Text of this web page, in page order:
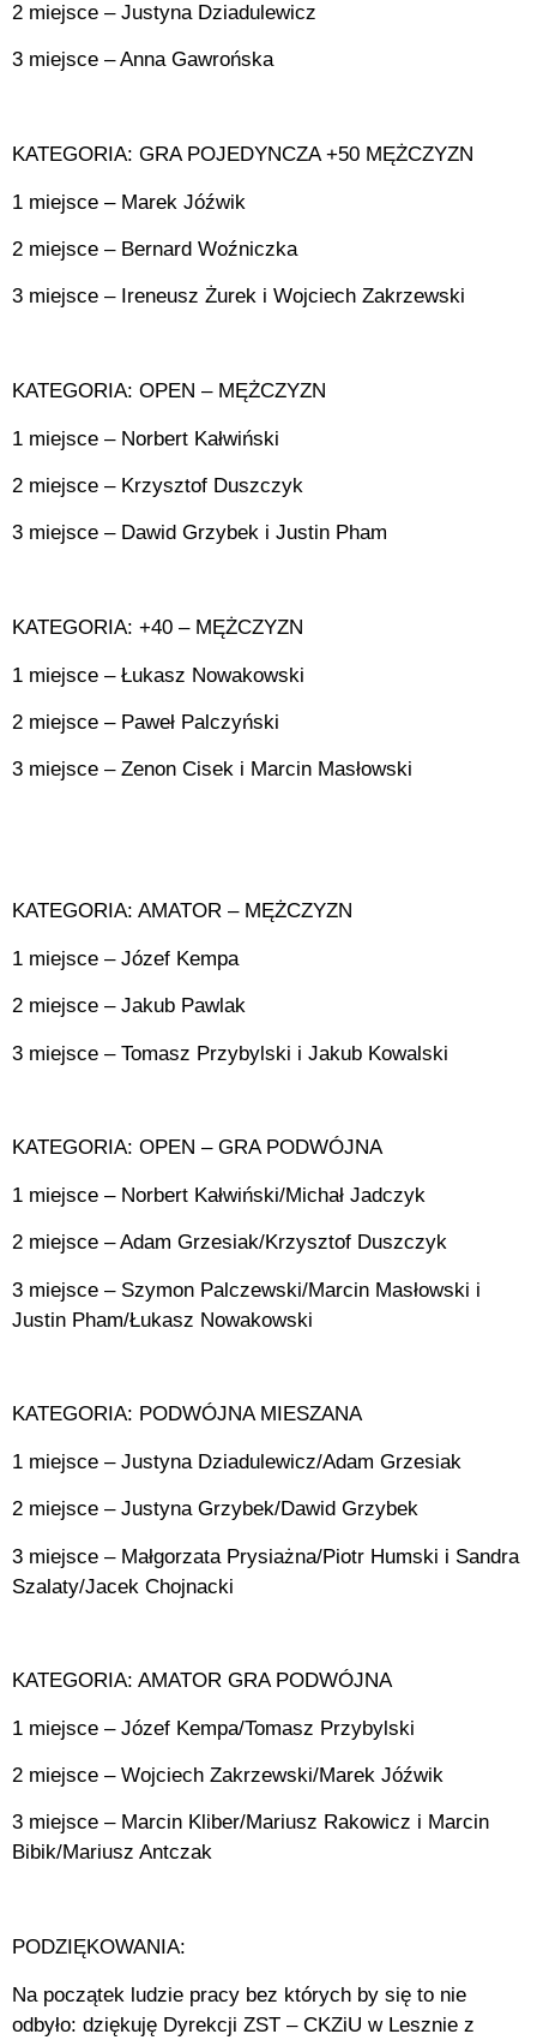
2 miejsce – Justyna Dziadulewicz
3 miejsce – Anna Gawrońska
KATEGORIA: GRA POJEDYNCZA +50 MĘŻCZYZN
1 miejsce – Marek Jóźwik
2 miejsce – Bernard Woźniczka
3 miejsce – Ireneusz Żurek i Wojciech Zakrzewski
KATEGORIA: OPEN – MĘŻCZYZN
1 miejsce – Norbert Kałwiński
2 miejsce – Krzysztof Duszczyk
3 miejsce – Dawid Grzybek i Justin Pham
KATEGORIA: +40 – MĘŻCZYZN
1 miejsce – Łukasz Nowakowski
2 miejsce – Paweł Palczyński
3 miejsce – Zenon Cisek i Marcin Masłowski
KATEGORIA: AMATOR – MĘŻCZYZN
1 miejsce – Józef Kempa
2 miejsce – Jakub Pawlak
3 miejsce – Tomasz Przybylski i Jakub Kowalski
KATEGORIA: OPEN – GRA PODWÓJNA
1 miejsce – Norbert Kałwiński/Michał Jadczyk
2 miejsce – Adam Grzesiak/Krzysztof Duszczyk
3 miejsce – Szymon Palczewski/Marcin Masłowski i
Justin Pham/Łukasz Nowakowski
KATEGORIA: PODWÓJNA MIESZANA
1 miejsce – Justyna Dziadulewicz/Adam Grzesiak
2 miejsce – Justyna Grzybek/Dawid Grzybek
3 miejsce – Małgorzata Prysiażna/Piotr Humski i Sandra
Szalaty/Jacek Chojnacki
KATEGORIA: AMATOR GRA PODWÓJNA
1 miejsce – Józef Kempa/Tomasz Przybylski
2 miejsce – Wojciech Zakrzewski/Marek Jóźwik
3 miejsce – Marcin Kliber/Mariusz Rakowicz i Marcin
Bibik/Mariusz Antczak
PODZIĘKOWANIA:
Na początek ludzie pracy bez których by się to nie
odbyło: dziękuję Dyrekcji ZST – CKZiU w Lesznie z